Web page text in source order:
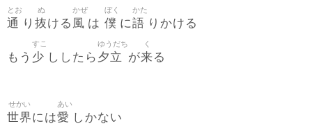
通
とお
り 抜
ぬ
ける 風
かぜ
は 僕
ぼく
に語
かた
りかける
もう 少
すこ
ししたら 夕立
ゆうだち
が来
く
る
世界
せかい
には愛
あい
しかない